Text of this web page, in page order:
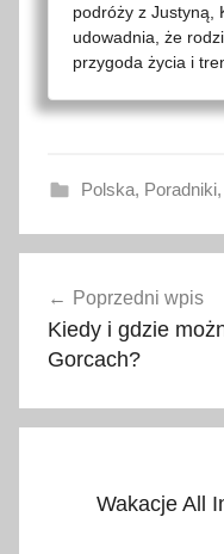
podróży z Justyną,
udowadnia, że
przygoda życia i
Polska, Poradniki,
2
2
wpisu
Poprzedni wpis
Kiedy i gdzie
Gorcach?
Wakacje All